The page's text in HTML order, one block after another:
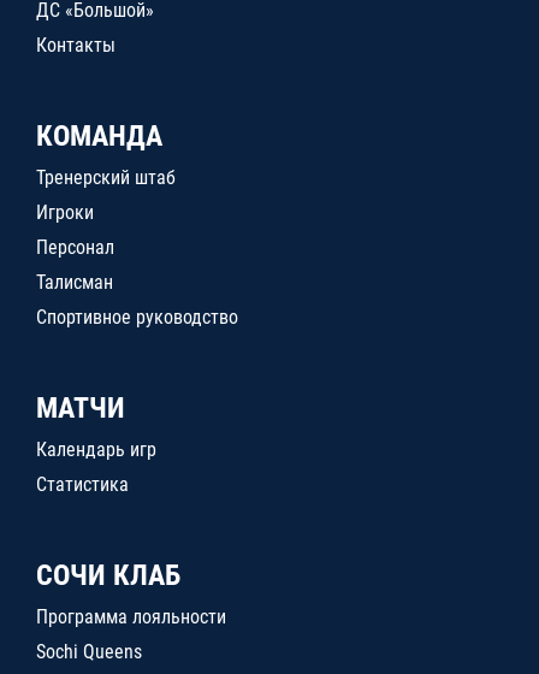
ДС «Большой»
Контакты
КОМАНДА
Тренерский штаб
Игроки
Персонал
Талисман
Спортивное руководство
МАТЧИ
Календарь игр
Статистика
СОЧИ КЛАБ
Программа лояльности
Sochi Queens